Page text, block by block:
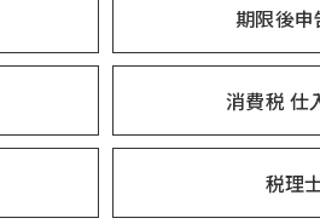
期限後申
消費税 仕
税理